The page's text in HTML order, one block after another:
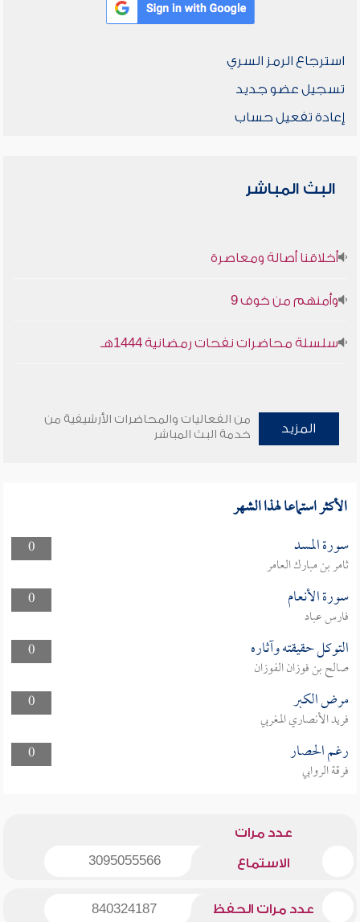
استرجاع الرمز السري
تسجيل عضو جديد
إعادة تفعيل حساب
البث المباشر
أخلاقنا أصالة ومعاصرة
وأمنهم من خوف 9
سلسلة محاضرات نفحات رمضانية 1444هـ
المزيد
من الفعاليات والمحاضرات الأرشيفية من
خدمة البث المباشر
الأكثر استماعا لهذا الشهر
0 سورة المسد
ثامر بن مبارك العامر
0
سورة الأنعام
فارس عباد
0
التوكل حقيقته وآثاره
صالح بن فوزان الفوزان
0
مرض الكبر
فريد الأنصاري المغربي
0
رغم الحصار
فرقة الروابي
عدد مرات
الاستماع 3095055566
عدد مرات الحفظ 840324187